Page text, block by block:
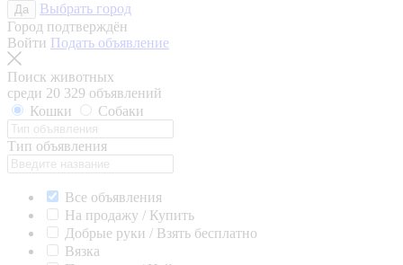
Да
Выбрать город
Город подтверждён
Войти Подать объявление
Поиск животных
среди 20 329 объявлений
Кошки
Собаки
Тип объявления
Все объявления
На продажу / Купить
Добрые руки / Взять бесплатно
Вязка